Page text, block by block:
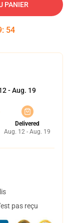
PANIER
: 54
- Aug. 19
Delivered
Aug. 12 - Aug. 19
pas reçu